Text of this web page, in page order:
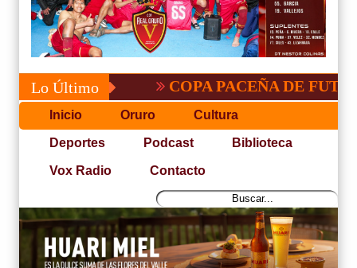
Lo Último COPA PACEÑA DE FUTBOL
Inicio Oruro Cultura
Deportes Podcast Biblioteca
Vox Radio Contacto